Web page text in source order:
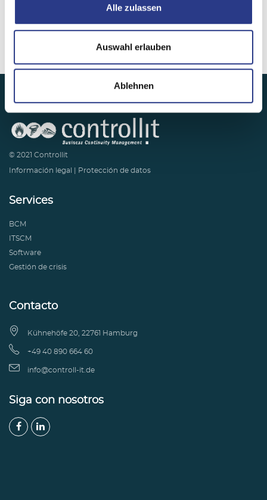
Alle zulassen
Auswahl erlauben
Ablehnen
© 2021 Controllit
Información legal Protección de datos
Services
BCM
ITSCM
Software
Gestión de crisis
Contacto
 Kühnehöfe 20, 22761 Hamburg
 +49 40 890 664 60
 info@controll-it.de
Siga con nosotros